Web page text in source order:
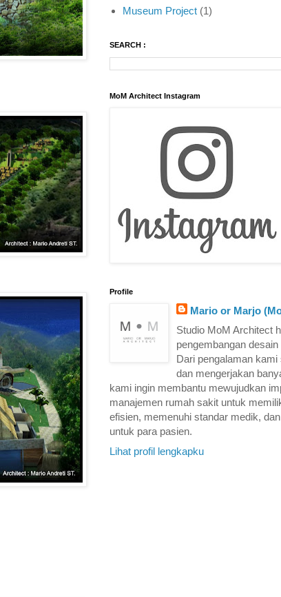
Museum Project (1)
SEARCH :
MoM Architect Instagram
Profile
Mario or Marjo
Studio MoM Architect
pengembangan
Dari pengalaman
dan mengerjakan
kami ingin membantu mewujudkan
manajemen rumah sakit untuk
efisien, memenuhi standar medik,
untuk para pasien.
Lihat profil lengkapku